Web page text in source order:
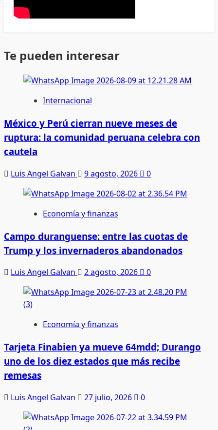
Te pueden interesar
Internacional
México y Perú cierran nueve meses de
ruptura: la comunidad peruana celebra con
cautela
Luis Angel Galvan 9 agosto, 2026 0
Economía y finanzas
Campo duranguense: entre las cuotas de
Trump y los invernaderos abandonados
Luis Angel Galvan 2 agosto, 2026 0
Economía y finanzas
Tarjeta Finabien ya mueve 64mdd; Durango
uno de los diez estados que más recibe
remesas
Luis Angel Galvan 27 julio, 2026 0